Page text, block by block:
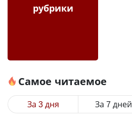
рубрики
Самое читаемое
За 3 дня За 7 дней